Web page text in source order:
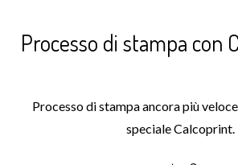
Processo di stampa con
Processo di stampa ancora più
speciale Calcoprint.